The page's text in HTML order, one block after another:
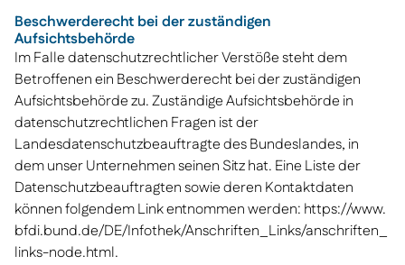
Beschwerderecht bei der zuständigen
Aufsichtsbehörde
Im Falle datenschutzrechtlicher Verstöße steht dem
Betroffenen ein Beschwerderecht bei der zuständigen
Aufsichtsbehörde zu. Zuständige Aufsichtsbehörde in
datenschutzrechtlichen Fragen ist der
Landesdatenschutzbeauftragte des Bundeslandes, in
dem unser Unternehmen seinen Sitz hat. Eine Liste der
Datenschutzbeauftragten sowie deren Kontaktdaten
können folgendem Link entnommen werden: https://www.
bfdi.bund.de/DE/Infothek/Anschriften_Links/anschriften_
links-node.html.